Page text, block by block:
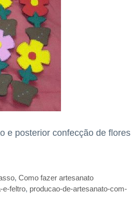
e posterior confecção de flores
,Como fazer artesanato
e-feltro, producao-de-artesanato-com-